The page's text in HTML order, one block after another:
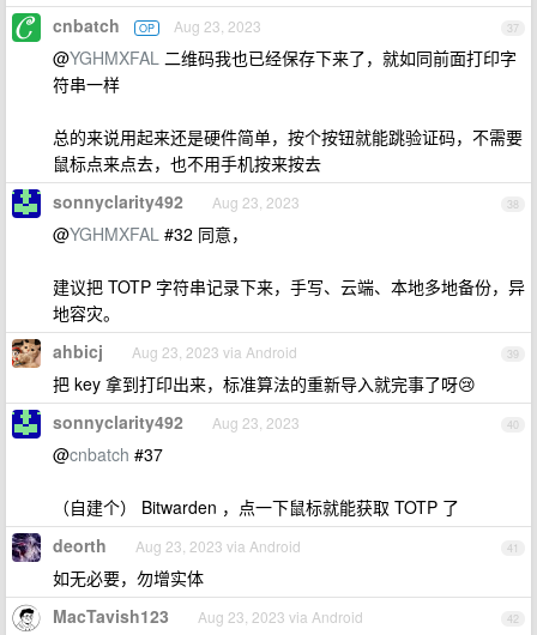
37
cnbatch OP Aug 23, 2023
@YGHMXFAL 二维码我也已经保存下来了，就如同前面打印字
符串一样
总的来说用起来还是硬件简单，按个按钮就能跳验证码，不需要
鼠标点来点去，也不用手机按来按去
38
sonnyclarity492 Aug 23, 2023
@YGHMXFAL #32 同意，
建议把 TOTP 字符串记录下来，手写、云端、本地多地备份，异
地容灾。
39
ahbicj Aug 23, 2023 via Android
把 key 拿到打印出来，标准算法的重新导入就完事了呀😢
40
sonnyclarity492 Aug 23, 2023
@cnbatch #37
（自建个） Bitwarden ，点一下鼠标就能获取 TOTP 了
41
deorth Aug 23, 2023 via Android
如无必要，勿增实体
42
MacTavish123 Aug 23, 2023 via Android